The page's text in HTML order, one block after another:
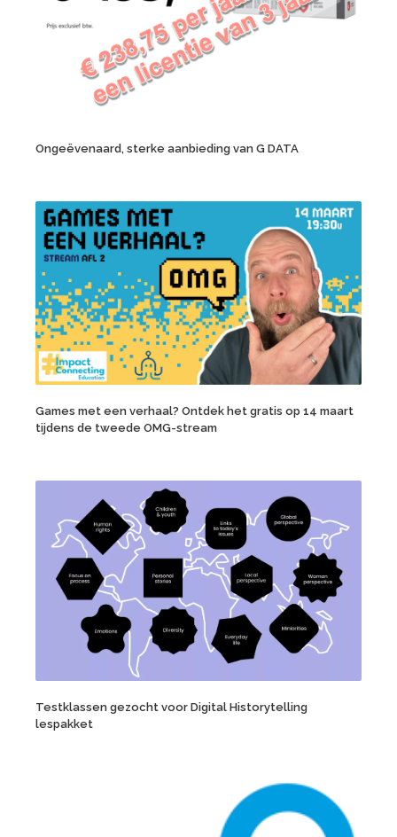
Ongeëvenaard, sterke aanbieding van G DATA
Games met een verhaal? Ontdek het gratis op 14 maart
tijdens de tweede OMG-stream
Testklassen gezocht voor Digital Historytelling
lespakket